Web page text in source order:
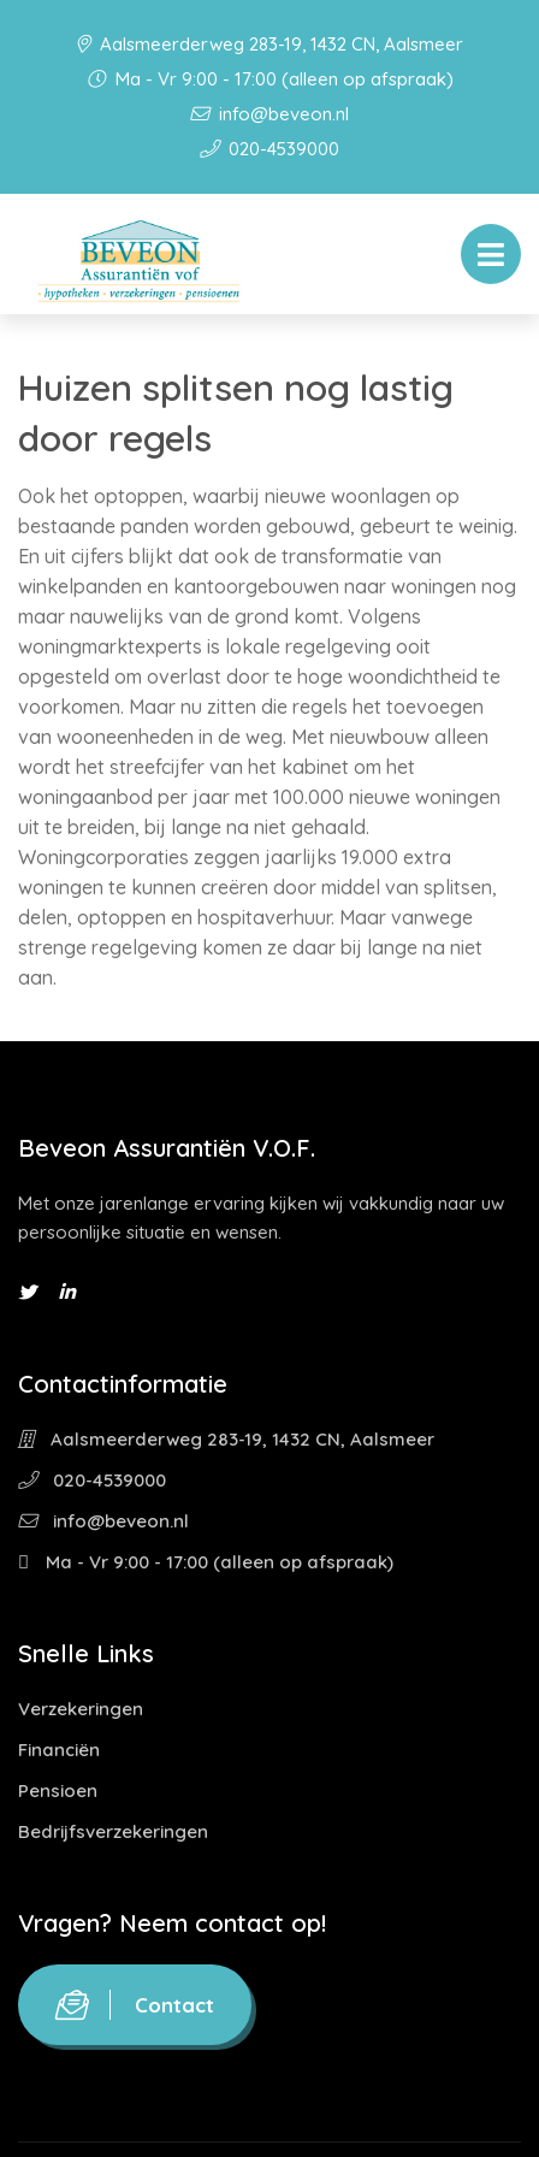
Aalsmeerderweg 283-19, 1432 CN, Aalsmeer
Ma - Vr 9:00 - 17:00 (alleen op afspraak)
info@beveon.nl
020-4539000
Huizen splitsen nog lastig
door regels
Ook het optoppen, waarbij nieuwe woonlagen op
bestaande panden worden gebouwd, gebeurt te weinig.
En uit cijfers blijkt dat ook de transformatie van
winkelpanden en kantoorgebouwen naar woningen nog
maar nauwelijks van de grond komt. Volgens
woningmarktexperts is lokale regelgeving ooit
opgesteld om overlast door te hoge woondichtheid te
voorkomen. Maar nu zitten die regels het toevoegen
van wooneenheden in de weg. Met nieuwbouw alleen
wordt het streefcijfer van het kabinet om het
woningaanbod per jaar met 100.000 nieuwe woningen
uit te breiden, bij lange na niet gehaald.
Woningcorporaties zeggen jaarlijks 19.000 extra
woningen te kunnen creëren door middel van splitsen,
delen, optoppen en hospitaverhuur. Maar vanwege
strenge regelgeving komen ze daar bij lange na niet
aan.
Beveon Assurantiën V.O.F.
Met onze jarenlange ervaring kijken wij vakkundig naar uw
persoonlijke situatie en wensen.
Contactinformatie
Aalsmeerderweg 283-19, 1432 CN, Aalsmeer
020-4539000
info@beveon.nl
Ma - Vr 9:00 - 17:00 (alleen op afspraak)
Snelle Links
Verzekeringen
Financiën
Pensioen
Bedrijfsverzekeringen
Vragen? Neem contact op!
Contact